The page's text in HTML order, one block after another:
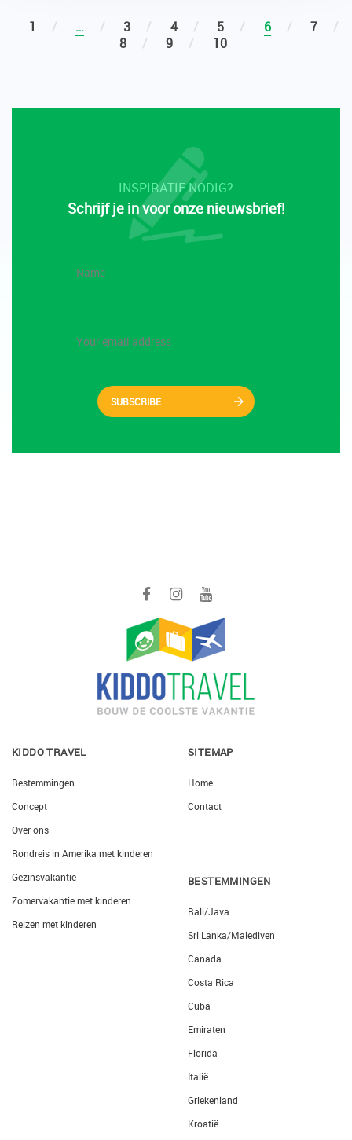
1 … 3 4 5 6
7
8
9 10
INSPIRATIE NODIG?
Schrijf je in voor onze nieuwsbrief!
SUBSCRIBE
KIDDO TRAVEL
Bestemmingen
Concept
Over ons
Rondreis in Amerika met kinderen
Gezinsvakantie
Zomervakantie met kinderen
Reizen met kinderen
SITEMAP
Home
Contact
BESTEMMINGEN
Bali/Java
Sri Lanka/Malediven
Canada
Costa Rica
Cuba
Emiraten
Florida
Italië
Griekenland
Kroatië